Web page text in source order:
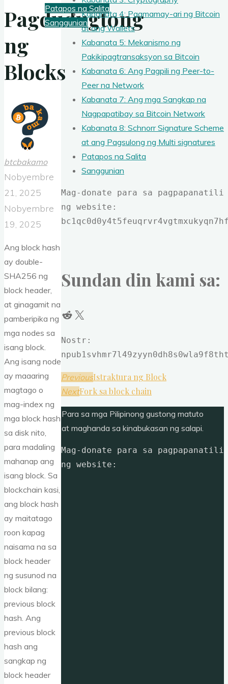
Patapos na Salita
Sanggunian
Pagdudugtong
ng
Blocks
btcbakamo
Nobyembre
21, 2025
Nobyembre
19, 2025
Ang block hash
ay double-
SHA256 ng
block header,
at ginagamit na
pamberipika ng
mga nodes sa
isang block.
Ang isang node
ay maaaring
magtago o
mag-index ng
mga block hash
sa disk nito,
para madaling
mahanap ang
isang block. Sa
blockchain kasi,
ang block hash
ay maitatago
roon kapag
naisama na sa
block header
ng susunod na
block bilang:
previous block
hash. Ang
previous block
hash ang
sangkap ng
block header
Kabanata 4: Pagmamay-ari ng Bitcoin
at ang Wallets
Kabanata 5: Mekanismo ng
Pakikipagtransaksyon sa Bitcoin
Kabanata 6: Ang Pagpili ng Peer-to-
Peer na Network
Kabanata 7: Ang mga Sangkap na
Nagpapatibay sa Bitcoin Network
Kabanata 8: Schnorr Signature Scheme
at ang Pagsulong ng Multi signatures
Patapos na Salita
Sanggunian
Mag-donate para sa pagpapanatili
ng website:
Sundan din kami sa:
Reddit
X
Nostr:
PreviousIstraktura ng Block
NextFork sa block chain
Para sa mga Pilipinong gustong matuto
at maghanda sa kinabukasan ng salapi.
Mag-donate para sa pagpapanatili
ng website: